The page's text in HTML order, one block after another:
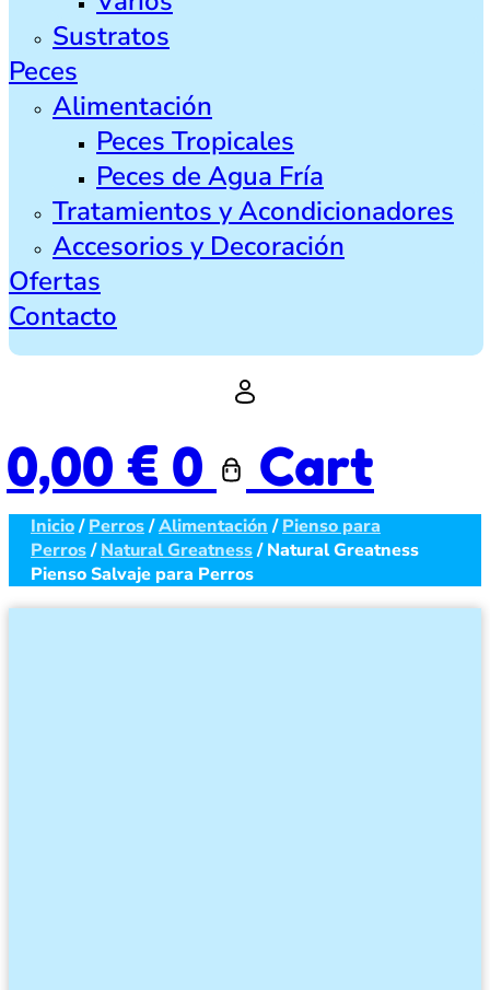
Sustratos
Peces
Alimentación
Peces Tropicales
Peces de Agua Fría
Tratamientos y Acondicionadores
Accesorios y Decoración
Ofertas
Contacto
0,00 € 0 Cart
Inicio/Perros/Alimentación/Pienso para
Perros/Natural Greatness/ Natural Greatness
Pienso Salvaje para Perros